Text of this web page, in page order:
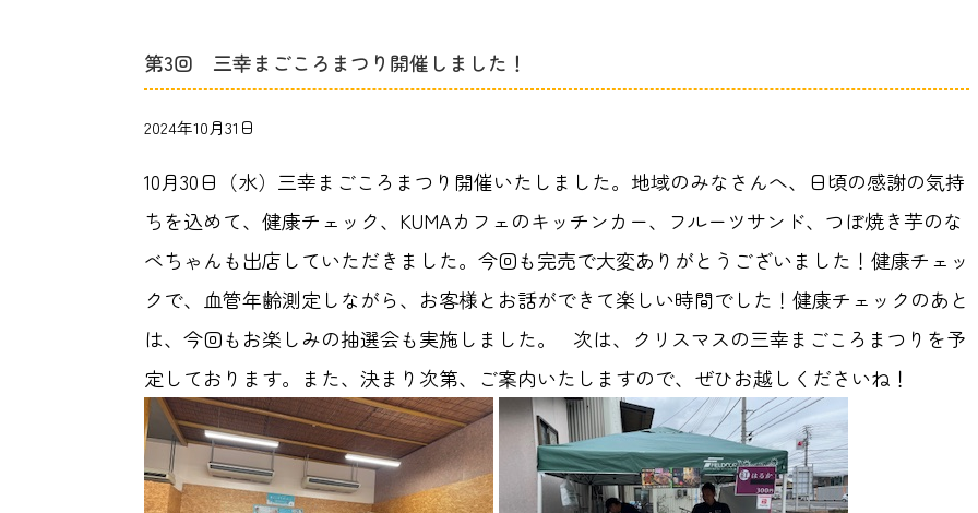
第3回 三幸まごころまつり開催しました！
2024年10月31日
10月30日（水）三幸まごころまつり開催いたしました。地域のみなさんへ、日頃の感謝の気持
ちを込めて、健康チェック、KUMAカフェのキッチンカー、フルーツサンド、つぼ焼き芋のな
べちゃんも出店していただきました。今回も完売で大変ありがとうございました！健康チェッ
クで、血管年齢測定しながら、お客様とお話ができて楽しい時間でした！健康チェックのあと
は、今回もお楽しみの抽選会も実施しました。 次は、クリスマスの三幸まごころまつりを予
定しております。また、決まり次第、ご案内いたしますので、ぜひお越しくださいね！